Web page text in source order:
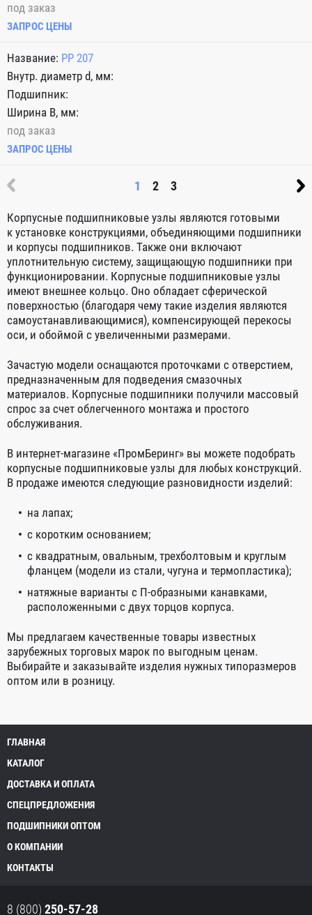
под заказ
ЗАПРОС ЦЕНЫ
PP 207
под заказ
ЗАПРОС ЦЕНЫ
1 2 3
Корпусные подшипниковые узлы являются готовыми
к установке конструкциями, объединяющими подшипники
и корпусы подшипников. Также они включают
уплотнительную систему, защищающую подшипники при
функционировании. Корпусные подшипниковые узлы
имеют внешнее кольцо. Оно обладает сферической
поверхностью (благодаря чему такие изделия являются
самоустанавливающимися), компенсирующей перекосы
оси, и обоймой с увеличенными размерами.
Зачастую модели оснащаются проточками с отверстием,
предназначенным для подведения смазочных
материалов. Корпусные подшипники получили массовый
спрос за счет облегченного монтажа и простого
обслуживания.
В интернет-магазине «ПромБеринг» вы можете подобрать
корпусные подшипниковые узлы для любых конструкций.
В продаже имеются следующие разновидности изделий:
на лапах;
с коротким основанием;
с квадратным, овальным, трехболтовым и круглым
фланцем (модели из стали, чугуна и термопластика);
натяжные варианты с П-образными канавками,
расположенными с двух торцов корпуса.
Мы предлагаем качественные товары известных
зарубежных торговых марок по выгодным ценам.
Выбирайте и заказывайте изделия нужных типоразмеров
оптом или в розницу.
ГЛАВНАЯ
КАТАЛОГ
ДОСТАВКА И ОПЛАТА
СПЕЦПРЕДЛОЖЕНИЯ
ПОДШИПНИКИ ОПТОМ
О КОМПАНИИ
КОНТАКТЫ
8 (800) 250-57-28